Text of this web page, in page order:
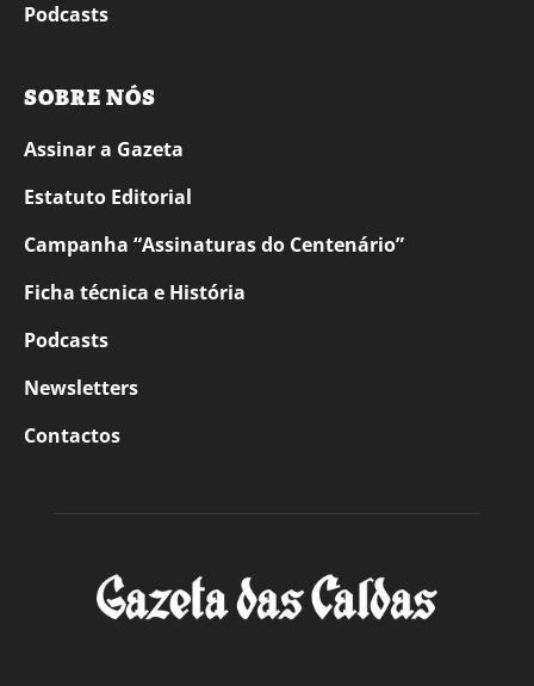
Podcasts
SOBRE NÓS
Assinar a Gazeta
Estatuto Editorial
Campanha “Assinaturas do Centenário”
Ficha técnica e História
Podcasts
Newsletters
Contactos